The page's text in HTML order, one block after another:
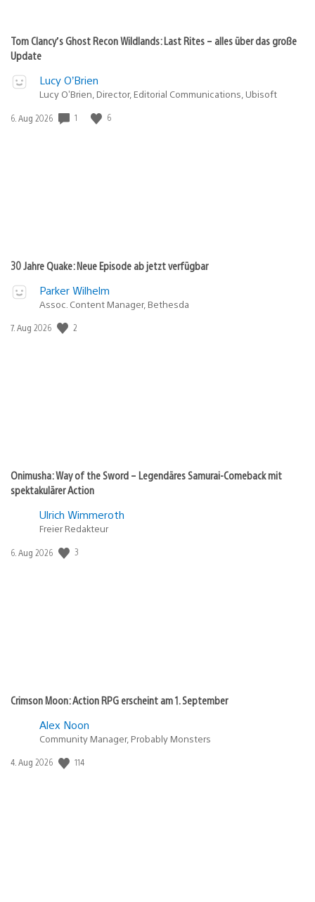
Tom Clancy’s Ghost Recon Wildlands: Last Rites – alles über das große
Update
Lucy O’Brien
Lucy O’Brien, Director, Editorial Communications, Ubisoft
Veröffentlichungsdatum:
6. Aug 2026 1 6
30 Jahre Quake: Neue Episode ab jetzt verfügbar
Parker Wilhelm
Assoc. Content Manager, Bethesda
Veröffentlichungsdatum:
7. Aug 2026 2
Onimusha: Way of the Sword – Legendäres Samurai-Comeback mit
spektakulärer Action
Ulrich Wimmeroth
Freier Redakteur
Veröffentlichungsdatum:
6. Aug 2026 3
Crimson Moon: Action RPG erscheint am 1. September
Alex Noon
Community Manager, Probably Monsters
Veröffentlichungsdatum:
4. Aug 2026 114